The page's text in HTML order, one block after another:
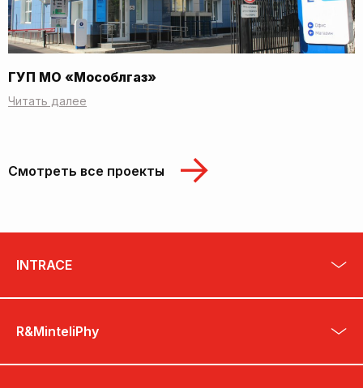
ГУП МО «Мособлгаз»
Читать далее
Смотреть все проекты
INTRACE
R&MinteliPhy